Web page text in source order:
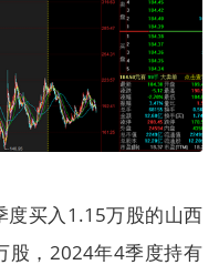
买入1.15万股的山西
股，2024年4季度持有